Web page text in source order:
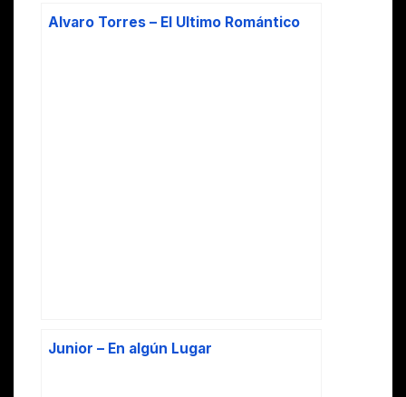
Alvaro Torres – El Ultimo Romántico
Junior – En algún Lugar